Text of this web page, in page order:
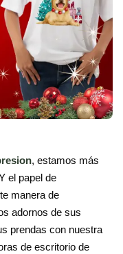
, estamos más
el papel de
manera de
adornos de sus
prendas con nuestra
de escritorio de